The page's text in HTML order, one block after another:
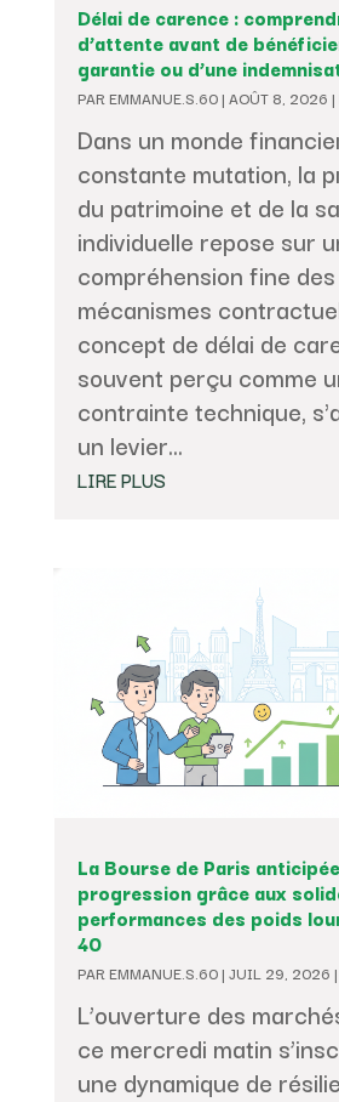
Délai de carence :
d’attente avant de
garantie ou d’une
PAR EMMANUE.S.60| AOÛT 8, 2026 |
Dans un monde
constante mutation, la
du patrimoine et de la
individuelle repose sur
compréhension fine des
mécanismes
concept de délai de
souvent perçu comme
contrainte technique,
un levier...
LIRE PLUS
La Bourse de Paris
progression grâce aux
performances des poids
40
PAR EMMANUE.S.60| JUIL 29, 2026 |
L’ouverture des
ce mercredi matin
une dynamique de